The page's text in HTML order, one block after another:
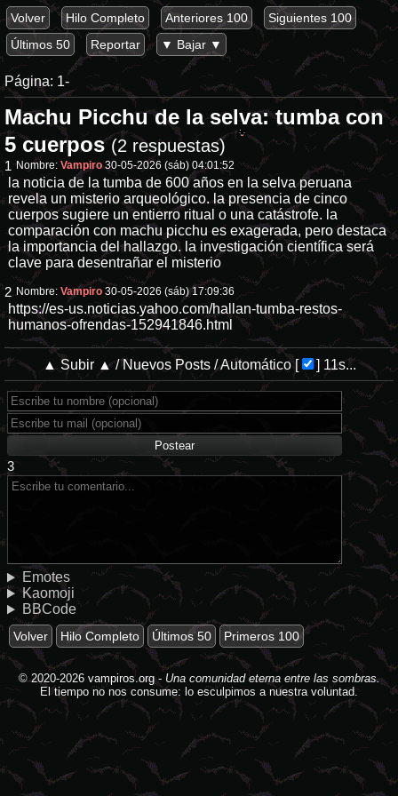
Volver Hilo Completo Anteriores 100
Siguientes 100
Últimos 50
Reportar ▼ Bajar ▼
Página: 1-
Machu Picchu de la selva: tumba con
5 cuerpos(2 respuestas)
1 Nombre:Vampiro 30-05-2026 (sáb) 04:01:52
la noticia de la tumba de 600 años en la selva peruana
revela un misterio arqueológico. la presencia de cinco
cuerpos sugiere un entierro ritual o una catástrofe. la
comparación con machu picchu es exagerada, pero destaca
la importancia del hallazgo. la investigación científica será
clave para desentrañar el misterio
2 Nombre:Vampiro 30-05-2026 (sáb) 17:09:36
https://es-us.noticias.yahoo.com/hallan-tumba-restos-
humanos-ofrendas-152941846.html
▲ Subir ▲/Nuevos Posts/Automático[ ] 11s...
3
Emotes
Kaomoji
BBCode
Volver Hilo Completo Últimos 50 Primeros 100
© 2020-2026 vampiros.org- Una comunidad eterna entre las sombras.
El tiempo no nos consume: lo esculpimos a nuestra voluntad.